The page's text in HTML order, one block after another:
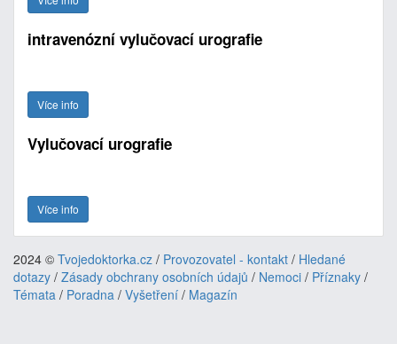
intravenózní vylučovací urografie
Více info
Vylučovací urografie
Více info
2024 © Tvojedoktorka.cz / Provozovatel - kontakt / Hledané
dotazy / Zásady obchrany osobních údajů / Nemoci / Příznaky /
Témata / Poradna / Vyšetření / Magazín